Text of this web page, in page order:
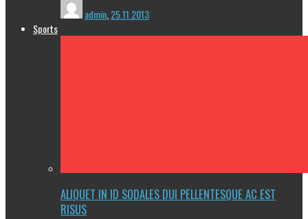
admin 25.11.2013
Sports
ALIQUET IN ID SODALES DUI PELLENTESQUE AC EST
RISUS